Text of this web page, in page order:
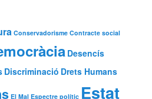
Conservadorisme Contracte social
Desencís
Discriminació Drets Humans
El Mal Espectre polític Estat